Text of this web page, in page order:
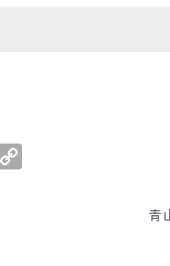
Email
青